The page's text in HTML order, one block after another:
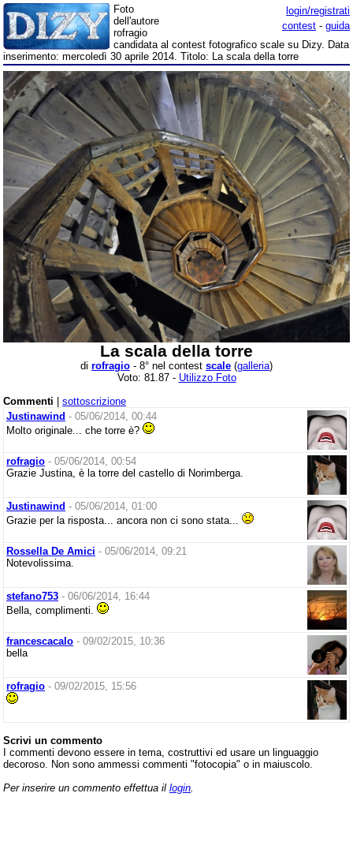
login/registrati
contest - guida
Foto
dell'autore
rofragio
candidata al contest fotografico scale su Dizy. Data
inserimento: mercoledì 30 aprile 2014. Titolo: La scala della torre
La scala della torre
di rofragio - 8° nel contest scale (galleria)
Voto: 81.87 - Utilizzo Foto
Commenti
sottoscrizione
Justinawind - 05/06/2014, 00:44
Molto originale... che torre è?
rofragio - 05/06/2014, 00:54
Grazie Justina, è la torre del castello di Norimberga.
Justinawind - 05/06/2014, 01:00
Grazie per la risposta... ancora non ci sono stata...
Rossella De Amici - 05/06/2014, 09:21
Notevolissima.
stefano753 - 06/06/2014, 16:44
Bella, complimenti.
francescacalo - 09/02/2015, 10:36
bella
rofragio - 09/02/2015, 15:56
Scrivi un commento
I commenti devono essere in tema, costruttivi ed usare un linguaggio
decoroso. Non sono ammessi commenti "fotocopia" o in maiuscolo.
Per inserire un commento effettua il login.